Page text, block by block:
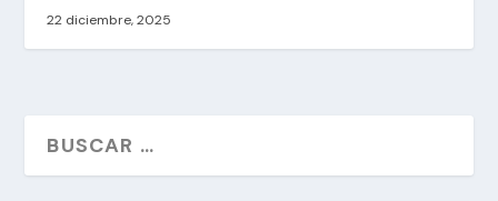
22 diciembre, 2025